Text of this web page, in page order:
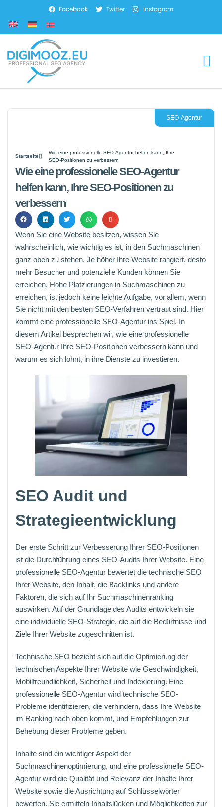
Facebook Twitter Instagram
SEO-Agentur
Startseite
Wie eine professionelle SEO-Agentur helfen kann, Ihre
SEO-Positionen zu verbessern
Wie eine professionelle SEO-Agentur
helfen kann, Ihre SEO-Positionen zu
verbessern
Wenn Sie eine Website besitzen, wissen Sie
wahrscheinlich, wie wichtig es ist, in den Suchmaschinen
ganz oben zu stehen. Je höher Ihre Website rangiert, desto
mehr Besucher und potenzielle Kunden können Sie
erreichen. Hohe Platzierungen in Suchmaschinen zu
erreichen, ist jedoch keine leichte Aufgabe, vor allem, wenn
Sie nicht mit den besten SEO-Verfahren vertraut sind. Hier
kommt eine professionelle SEO-Agentur ins Spiel. In
diesem Artikel besprechen wir, wie eine professionelle
SEO-Agentur Ihre SEO-Positionen verbessern kann und
warum es sich lohnt, in ihre Dienste zu investieren.
SEO Audit und
Strategieentwicklung
Der erste Schritt zur Verbesserung Ihrer SEO-Positionen
ist die Durchführung eines SEO-Audits Ihrer Website. Eine
professionelle SEO-Agentur bewertet die technische SEO
Ihrer Website, den Inhalt, die Backlinks und andere
Faktoren, die sich auf Ihr Suchmaschinenranking
auswirken. Auf der Grundlage des Audits entwickeln sie
eine individuelle SEO-Strategie, die auf die Bedürfnisse und
Ziele Ihrer Website zugeschnitten ist.
Technische SEO bezieht sich auf die Optimierung der
technischen Aspekte Ihrer Website wie Geschwindigkeit,
Mobilfreundlichkeit, Sicherheit und Indexierung. Eine
professionelle SEO-Agentur wird technische SEO-
Probleme identifizieren, die verhindern, dass Ihre Website
im Ranking nach oben kommt, und Empfehlungen zur
Behebung dieser Probleme geben.
Inhalte sind ein wichtiger Aspekt der
Suchmaschinenoptimierung, und eine professionelle SEO-
Agentur wird die Qualität und Relevanz der Inhalte Ihrer
Website sowie die Ausrichtung auf Schlüsselwörter
bewerten. Sie ermitteln Inhaltslücken und Möglichkeiten zur